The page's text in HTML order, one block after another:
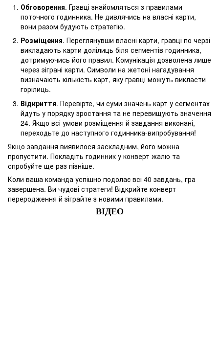
Обговорення. Гравці знайомляться з правилами
поточного годинника. Не дивлячись на власні карти,
вони разом будують стратегію.
Розміщення. Переглянувши власні карти, гравці по черзі
викладають карти долілиць біля сегментів годинника,
дотримуючись його правил. Комунікація дозволена лише
через зіграні карти. Символи на жетоні нагадування
визначають кількість карт, яку гравці можуть викласти
горілиць.
Відкриття. Перевірте, чи суми значень карт у сегментах
йдуть у порядку зростання та не перевищують значення
24. Якщо всі умови розміщення й завдання виконані,
переходьте до наступного годинника-випробування!
Якщо завдання виявилося заскладним, його можна
пропустити. Покладіть годинник у конверт жалю та
спробуйте ще раз пізніше.
Коли ваша команда успішно подолає всі 40 завдань, гра
завершена. Ви чудові стратеги! Відкрийте конверт
переродження й зіграйте з новими правилами.
ВІДЕО